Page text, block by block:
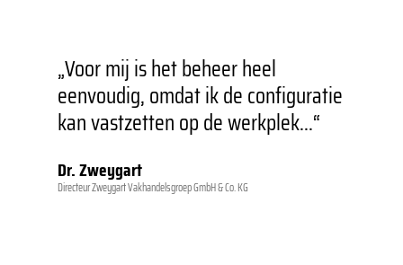
„Voor mij is het beheer heel
eenvoudig, omdat ik de configuratie
kan vastzetten op de werkplek...“
Dr. Zweygart
Directeur Zweygart Vakhandelsgroep GmbH & Co. KG